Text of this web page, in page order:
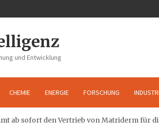
und Entwicklung
CHEMIE ENERGIE FORSCHUNG
ab sofort den Vertrieb von Matriderm für